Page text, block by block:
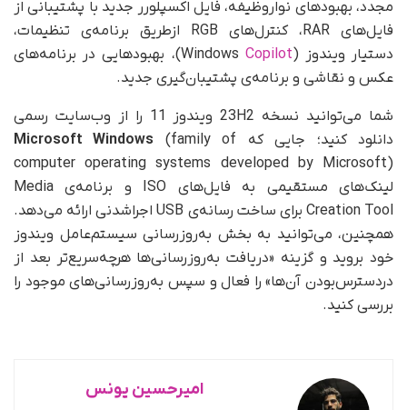
مجدد، بهبودهای نوار‌وظیفه، فایل اکسپلورر جدید با پشتیبانی از
فایل‌های RAR، کنترل‌های RGB از‌طریق برنامه‌ی تنظیمات،
دستیار ویندوز (WindowsCopilot
)، بهبودهایی در برنامه‌های
عکس و نقاشی و برنامه‌ی پشتیبان‌گیری جدید.
شما می‌توانید نسخه 23H2 ویندوز 11 را از وب‌سایت رسمی
دانلود کنید؛ جایی که
Microsoft Windows (family of
computer operating systems developed by Microsoft)
لینک‌های مستقیمی به فایل‌های ISO و برنامه‌ی Media
Creation Tool برای ساخت رسانه‌ی USB اجراشدنی ارائه می‌دهد.
همچنین، می‌توانید به بخش به‌روزرسانی سیستم‌عامل ویندوز
خود بروید و گزینه «دریافت به‌روزرسانی‌ها هرچه‌سریع‌تر بعد از
در‌دسترس‌بودن آن‌ها» را فعال و سپس به‌روزرسانی‌های موجود را
بررسی کنید.
امیرحسین یونس